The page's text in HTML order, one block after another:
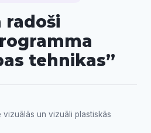
radoši
tehnikas”
vizuālās un vizuāli plastiskās